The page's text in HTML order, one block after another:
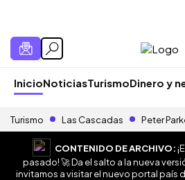
InicioNoticiasTurismoDinero y
Turismo Las Cascadas Peter
CONTENIDO DE ARCHIVO:
pasado! 🚀 Da el salto a la nueva
invitamos a visitar el nuevo portal país